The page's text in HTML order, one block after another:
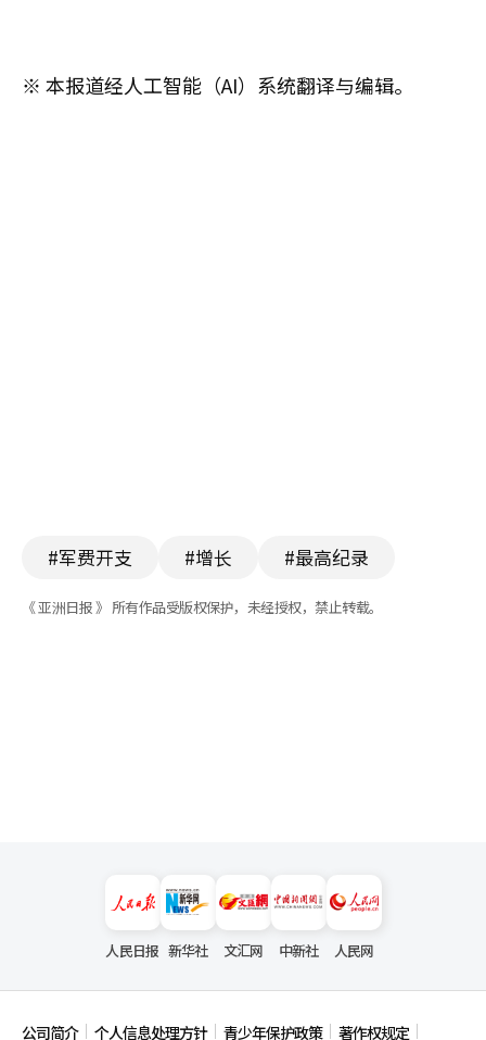
※ 本报道经人工智能（AI）系统翻译与编辑。
#军费开支 #增长 #最高纪录
《 亚洲日报 》 所有作品受版权保护，未经授权，禁止转载。
人民日报 新华社 文汇网 中新社 人民网
公司简介 个人信息处理方针 青少年保护政策 著作权规定